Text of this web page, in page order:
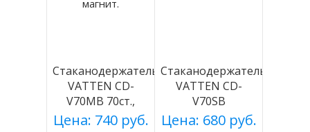
Стаканодержатель
VATTEN CD-
V70MB 70ст.,
черный, магнит.
Цена: 740 руб.
Стаканодержатель
VATTEN CD-
V70SB
70ст,черный,саморезы
Цена: 680 руб.